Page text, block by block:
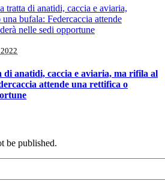
anatidi, caccia e aviaria, ma rifila al
attende una rettifica o
be published.